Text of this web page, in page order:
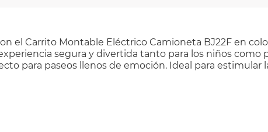
el Carrito Montable Eléctrico Camioneta BJ22F en
segura y divertida tanto para los niños como
para paseos llenos de emoción. Ideal para